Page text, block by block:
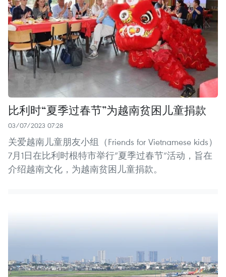
比利时“夏季过春节”为越南贫困儿童捐款
03/07/2023 07:28
关爱越南儿童朋友小组（Friends for Vietnamese kids）
7月1日在比利时根特市举行“夏季过春节”活动，旨在
介绍越南文化，为越南贫困儿童捐款。